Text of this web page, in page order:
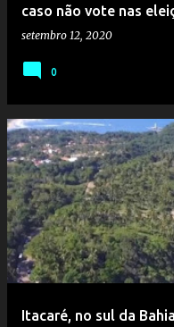
caso não vote nas
setembro 12, 2020
0
Itacaré, no sul da